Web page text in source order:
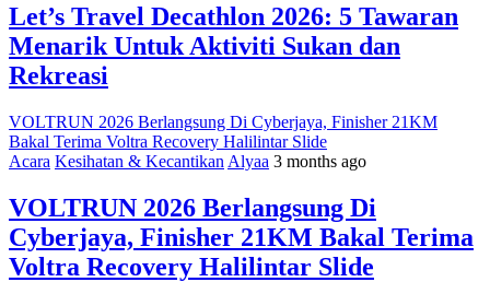
Let’s Travel Decathlon 2026: 5 Tawaran
Menarik Untuk Aktiviti Sukan dan
Rekreasi
VOLTRUN 2026 Berlangsung Di Cyberjaya, Finisher 21KM
Bakal Terima Voltra Recovery Halilintar Slide
Acara Kesihatan & Kecantikan Alyaa 3 months ago
VOLTRUN 2026 Berlangsung Di
Cyberjaya, Finisher 21KM Bakal Terima
Voltra Recovery Halilintar Slide